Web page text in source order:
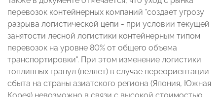
перевозок контейнерных компаний "создает угрозу
разрыва логистической цепи - при условии текущей
занятости лесной логистики контейнерным типом
перевозок на уровне 80% от общего объема
транспортировки". При этом изменение логистики
топливных гранул (пеллет) в случае переориентации
сбыта на страны азиатского региона (Япония, Южная